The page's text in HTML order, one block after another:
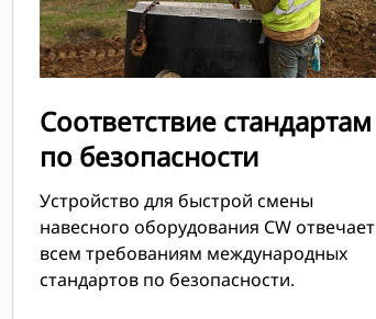
Соответствие стандартам
по безопасности
Устройство для быстрой смены
навесного оборудования CW отвечает
всем требованиям международных
стандартов по безопасности.